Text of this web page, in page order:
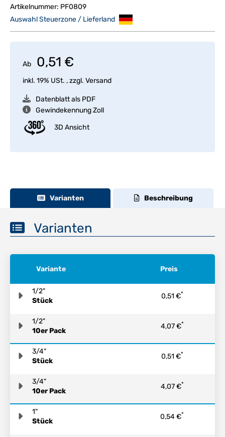
Artikelnummer: PF0809
Auswahl Steuerzone / Lieferland
Ab 0,51 €
inkl. 19% USt. , zzgl. Versand
Datenblatt als PDF
Gewindekennung Zoll
3D Ansicht
Varianten Beschreibung
Varianten
Variante Preis
1/2"
Stück
0,51 €*
1/2"
10er Pack
4,07 €*
3/4"
Stück
0,51 €*
3/4"
10er Pack
4,07 €*
1"
Stück
0,54 €*